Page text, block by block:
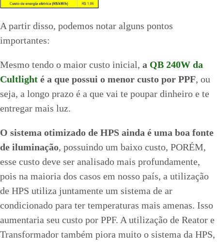
A partir disso, podemos notar alguns pontos
importantes:
Mesmo tendo o maior custo inicial, a QB 240W da
Cultlight é a que possui o menor custo por PPF, ou
seja, a longo prazo é a que vai te poupar dinheiro e te
entregar mais luz.
O sistema otimizado de HPS ainda é uma boa fonte
de iluminação, possuindo um baixo custo, PORÉM,
esse custo deve ser analisado mais profundamente,
pois na maioria dos casos em nosso país, a utilização
de HPS utiliza juntamente um sistema de ar
condicionado para ter temperaturas mais amenas. Isso
aumentaria seu custo por PPF. A utilização de Reator e
Transformador também piora muito o sistema da HPS,